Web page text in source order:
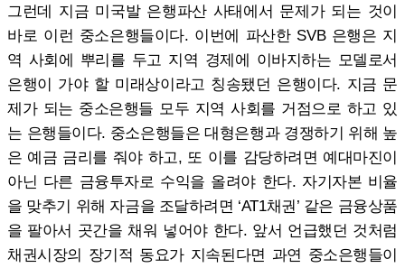
그런데 지금 미국발 은행파산 사태에서 문제가 되는 것이
바로 이런 중소은행들이다. 이번에 파산한 SVB 은행은 지
역 사회에 뿌리를 두고 지역 경제에 이바지하는 모델로서
은행이 가야 할 미래상이라고 칭송됐던 은행이다. 지금 문
제가 되는 중소은행들 모두 지역 사회를 거점으로 하고 있
는 은행들이다. 중소은행들은 대형은행과 경쟁하기 위해 높
은 예금 금리를 줘야 하고, 또 이를 감당하려면 예대마진이
아닌 다른 금융투자로 수익을 올려야 한다. 자기자본 비율
을 맞추기 위해 자금을 조달하려면 ‘AT1채권’ 같은 금융상품
을 팔아서 곳간을 채워 넣어야 한다. 앞서 언급했던 것처럼
채권시장의 장기적 동요가 지속된다면 과연 중소은행들이